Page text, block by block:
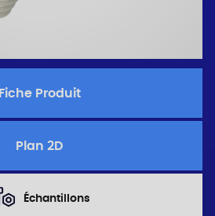
Fiche Produit
Plan 2D
Échantillons